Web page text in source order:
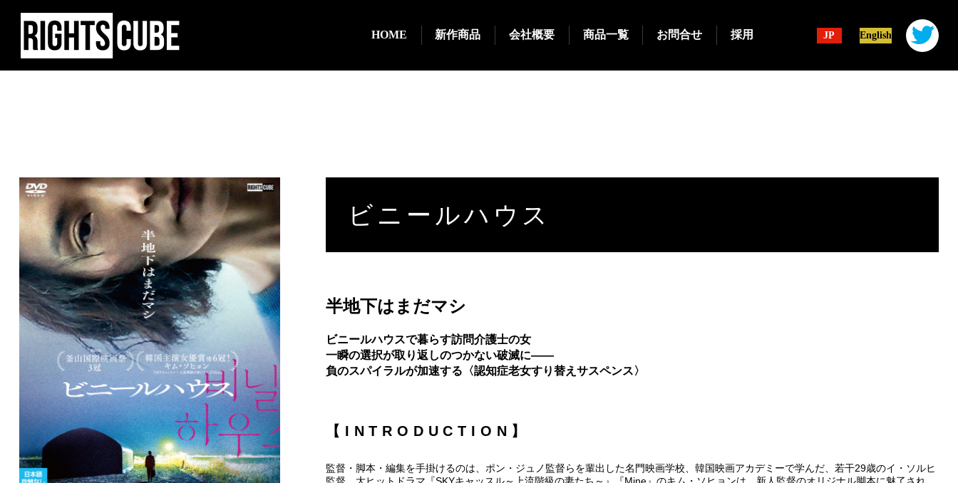
HOME 新作商品 会社概要 商品一覧 お問合せ 採用 English
JP
ビニールハウス
半地下はまだマシ
ビニールハウスで暮らす訪問介護士の女
一瞬の選択が取り返しのつかない破滅に――
負のスパイラルが加速する〈認知症老女すり替えサスペンス〉
【INTRODUCTION】
監督・脚本・編集を手掛けるのは、ポン・ジュノ監督らを輩出した名門映画学校、韓国映画アカデミーで学んだ、若干29歳のイ・ソルヒ